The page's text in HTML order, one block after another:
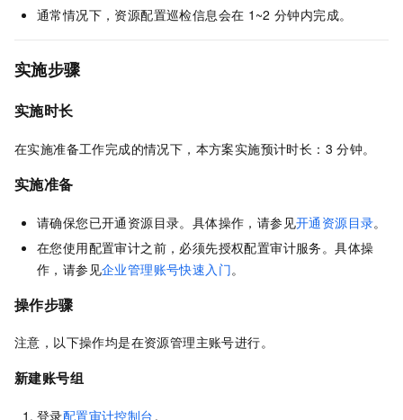
通常情况下，资源配置巡检信息会在 1~2 分钟内完成。
实施步骤
实施时长
在实施准备工作完成的情况下，本方案实施预计时长：3 分钟。
实施准备
请确保您已开通资源目录。具体操作，请参见开通资源目录。
在您使用配置审计之前，必须先授权配置审计服务。具体操
作，请参见企业管理账号快速入门。
操作步骤
注意，以下操作均是在资源管理主账号进行。
新建账号组
登录配置审计控制台 。